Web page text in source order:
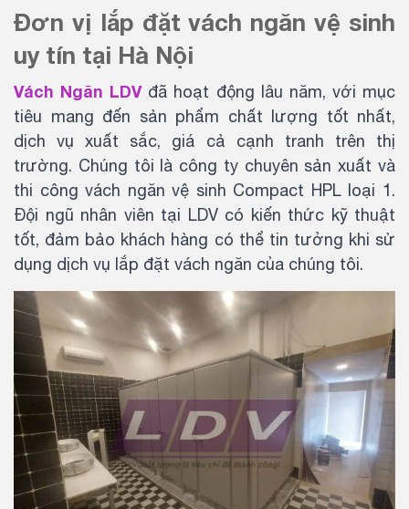
Đơn vị lắp đặt vách ngăn vệ sinh
uy tín tại Hà Nội
Vách Ngăn LDV đã hoạt động lâu năm, với mục
tiêu mang đến sản phẩm chất lượng tốt nhất,
dịch vụ xuất sắc, giá cả cạnh tranh trên thị
trường. Chúng tôi là công ty chuyên sản xuất và
thi công vách ngăn vệ sinh Compact HPL loại 1.
Đội ngũ nhân viên tại LDV có kiến thức kỹ thuật
tốt, đảm bảo khách hàng có thể tin tưởng khi sử
dụng dịch vụ lắp đặt vách ngăn của chúng tôi.